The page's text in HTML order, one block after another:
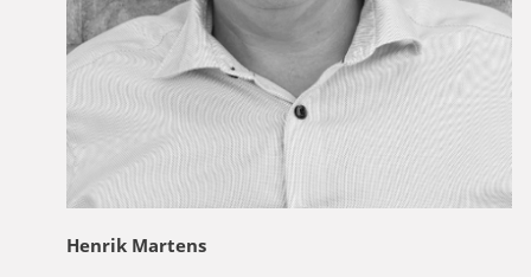
Henrik Martens